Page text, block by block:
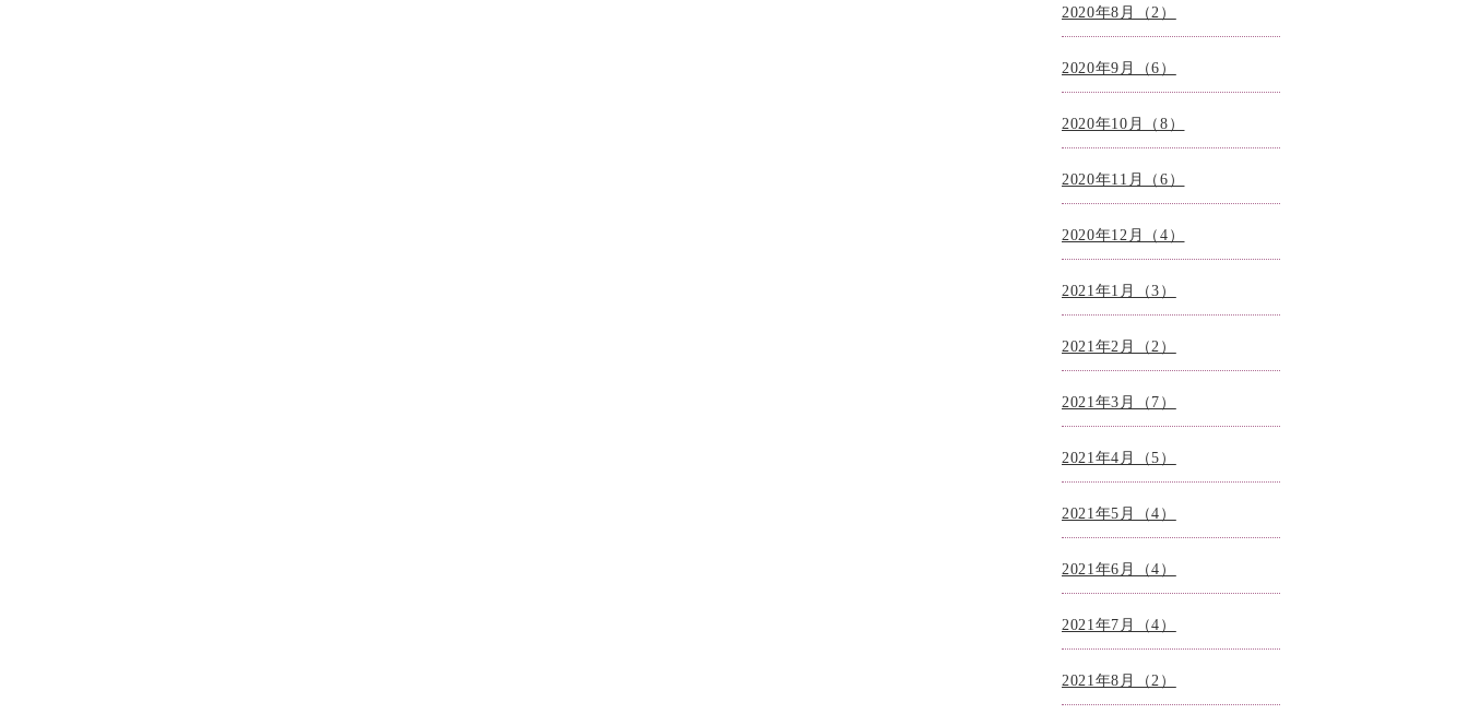
2020年8月（2）
2020年9月（6）
2020年10月（8）
2020年11月（6）
2020年12月（4）
2021年1月（3）
2021年2月（2）
2021年3月（7）
2021年4月（5）
2021年5月（4）
2021年6月（4）
2021年7月（4）
2021年8月（2）